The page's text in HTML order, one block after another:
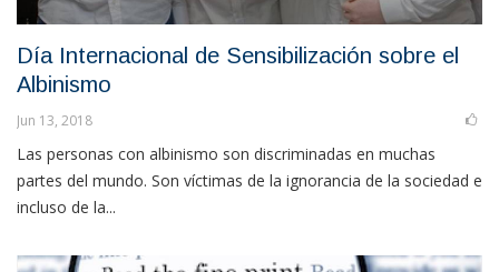
Día Internacional de Sensibilización sobre el
Albinismo
Jun 13, 2018
Las personas con albinismo son discriminadas en muchas
partes del mundo. Son víctimas de la ignorancia de la sociedad e
incluso de la...